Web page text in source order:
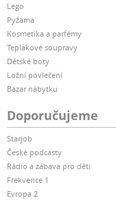
Lego
Pyžama
Kosmetika a parfémy
Teplákové soupravy
Dětské boty
Ložní povlečení
Bazar nábytku
Doporučujeme
Starjob
České podcasty
Rádio a zábava pro děti
Frekvence 1
Evropa 2